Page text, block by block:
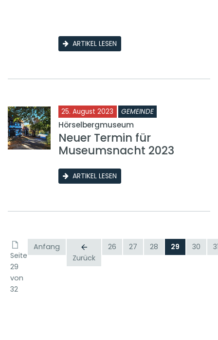
ARTIKEL LESEN
25. August 2023 GEMEINDE
Hörselbergmuseum
Neuer Termin für
Museumsnacht 2023
ARTIKEL LESEN
Seite
29
von
32
Anfang
Zurück
26 27 28 29 30